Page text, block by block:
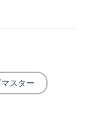
スター